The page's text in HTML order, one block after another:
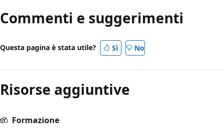
Commenti e suggerimenti
Questa pagina è stata utile? Sì No
Risorse aggiuntive
Formazione